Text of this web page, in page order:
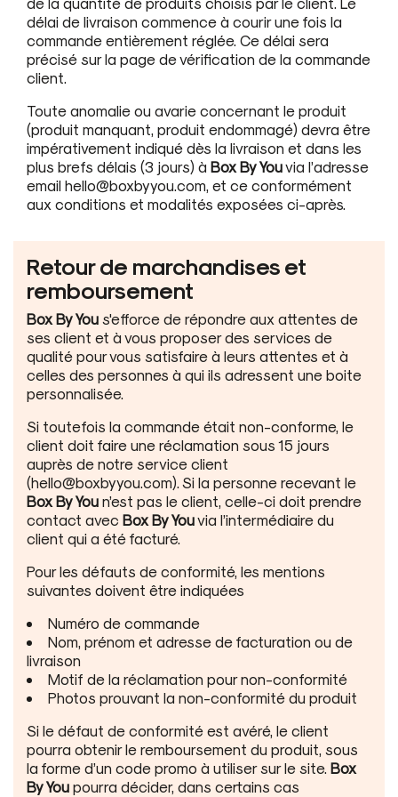
délai de livraison commence à courir une fois la
commande entièrement réglée. Ce délai sera
précisé sur la page de vérification de la commande
client.
Toute anomalie ou avarie concernant le produit
(produit manquant, produit endommagé) devra être
impérativement indiqué dès la livraison et dans les
plus brefs délais (3 jours) à Box By Youvia l’adresse
email hello@boxbyyou.com, et ce conformément
aux conditions et modalités exposées ci-après.
Retour de marchandises et
remboursement
Box By You s'efforce de répondre aux attentes de
ses client et à vous proposer des services de
qualité pour vous satisfaire à leurs attentes et à
celles des personnes à qui ils adressent une boite
personnalisée.
Si toutefois la commande était non-conforme, le
client doit faire une réclamation sous 15 jours
auprès de notre service client
(hello@boxbyyou.com). Si la personne recevant le
Box By You n’est pas le client, celle-ci doit prendre
contact avec Box By Youvia l’intermédiaire du
client qui a été facturé.
Pour les défauts de conformité, les mentions
suivantes doivent être indiquées
Numéro de commande
Nom, prénom et adresse de facturation ou de
livraison
Motif de la réclamation pour non-conformité
Photos prouvant la non-conformité du produit
Si le défaut de conformité est avéré, le client
pourra obtenir le remboursement du produit, sous
la forme d’un code promo à utiliser sur le site. Box
By You pourra décider, dans certains cas